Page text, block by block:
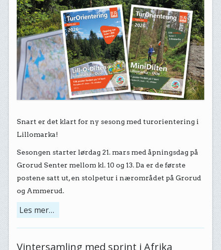
Snart er det klart for ny sesong med turorientering i
Lillomarka!
Sesongen starter lørdag 21. mars med åpningsdag på
Grorud Senter mellom kl. 10 og 13. Da er de første
postene satt ut, en stolpetur i nærområdet på Grorud
og Ammerud.
Les mer…
Vintersamling med sprint i Afrika